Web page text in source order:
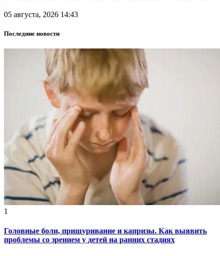
05 августа, 2026 14:43
Последние новости
1
Головные боли, прищуривание и капризы. Как выявить
проблемы со зрением у детей на ранних стадиях